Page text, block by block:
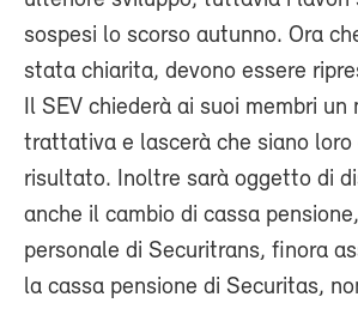
sospesi lo scorso autunno. Ora
stata chiarita, devono essere
Il SEV chiederà ai suoi membri un
trattativa e lascerà che siano loro
risultato. Inoltre sarà oggetto di
anche il cambio di cassa
personale di Securitrans, finora
la cassa pensione di Securitas,